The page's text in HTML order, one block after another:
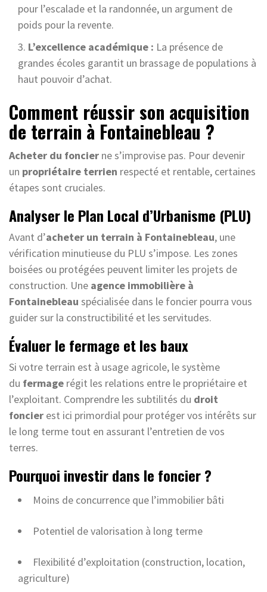
pour l’escalade et la randonnée, un argument de
poids pour la revente.
L’excellence académique : La présence de
grandes écoles garantit un brassage de populations à
haut pouvoir d’achat.
Comment réussir son acquisition
de terrain à Fontainebleau ?
Acheter du foncier ne s’improvise pas. Pour devenir
un propriétaire terrien respecté et rentable, certaines
étapes sont cruciales.
Analyser le Plan Local d’Urbanisme (PLU)
Avant d’acheter un terrain à Fontainebleau, une
vérification minutieuse du PLU s’impose. Les zones
boisées ou protégées peuvent limiter les projets de
construction. Une agence immobilière à
Fontainebleau spécialisée dans le foncier pourra vous
guider sur la constructibilité et les servitudes.
Évaluer le fermage et les baux
Si votre terrain est à usage agricole, le système
du fermage régit les relations entre le propriétaire et
l’exploitant. Comprendre les subtilités du droit
foncier est ici primordial pour protéger vos intérêts sur
le long terme tout en assurant l’entretien de vos
terres.
Pourquoi investir dans le foncier ?
Moins de concurrence que l’immobilier bâti
Potentiel de valorisation à long terme
Flexibilité d’exploitation (construction, location,
agriculture)